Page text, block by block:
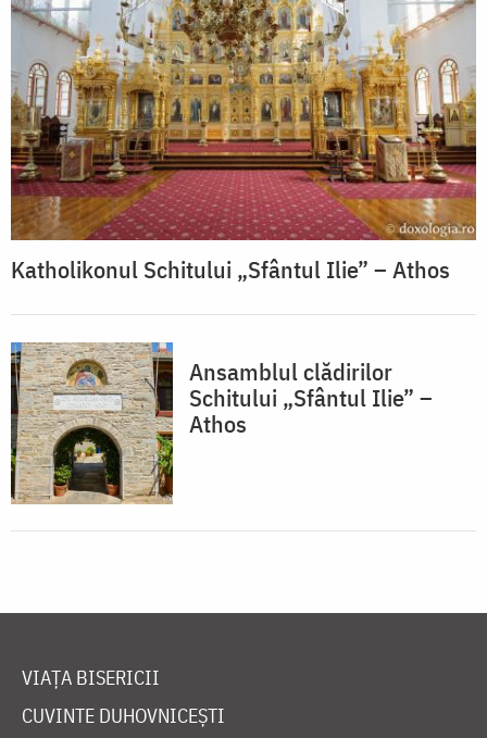
Katholikonul Schitului „Sfântul Ilie” – Athos
Ansamblul clădirilor
Schitului „Sfântul Ilie” –
Athos
VIAȚA BISERICII
CUVINTE DUHOVNICEȘTI